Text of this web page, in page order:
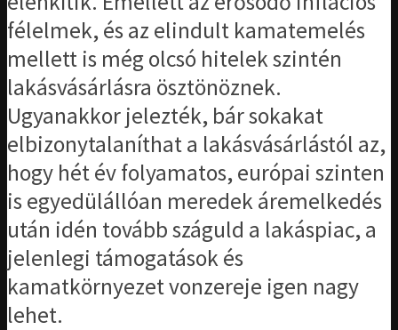
félelmek, és az elindult kamatemelés
mellett is még olcsó hitelek szintén
lakásvásárlásra ösztönöznek.
Ugyanakkor jelezték, bár sokakat
elbizonytalaníthat a lakásvásárlástól az,
hogy hét év folyamatos, európai szinten
is egyedülállóan meredek áremelkedés
után idén tovább száguld a lakáspiac, a
jelenlegi támogatások és
kamatkörnyezet vonzereje igen nagy
lehet.